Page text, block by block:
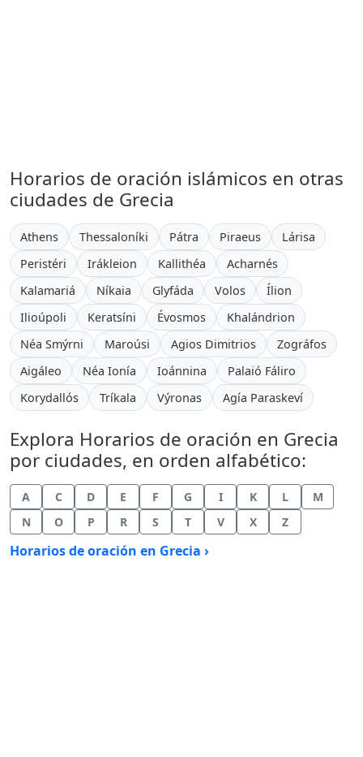
Horarios de oración islámicos en otras
ciudades de Grecia
Athens Thessaloníki Pátra Piraeus
Lárisa
Peristéri
Irákleion Kallithéa
Acharnés
Kalamariá
Níkaia Glyfáda Volos
Ílion
Ilioúpoli
Keratsíni Évosmos
Khalándrion
Néa Smýrni
Maroúsi Agios Dimitrios
Zográfos
Aigáleo
Néa Ionía Ioánnina
Palaió Fáliro
Korydallós
Tríkala Výronas Agía Paraskeví
Explora Horarios de oración en Grecia
por ciudades, en orden alfabético:
A C D E F G I K L
M
N
O P R S T V X Z
Horarios de oración en Grecia ›